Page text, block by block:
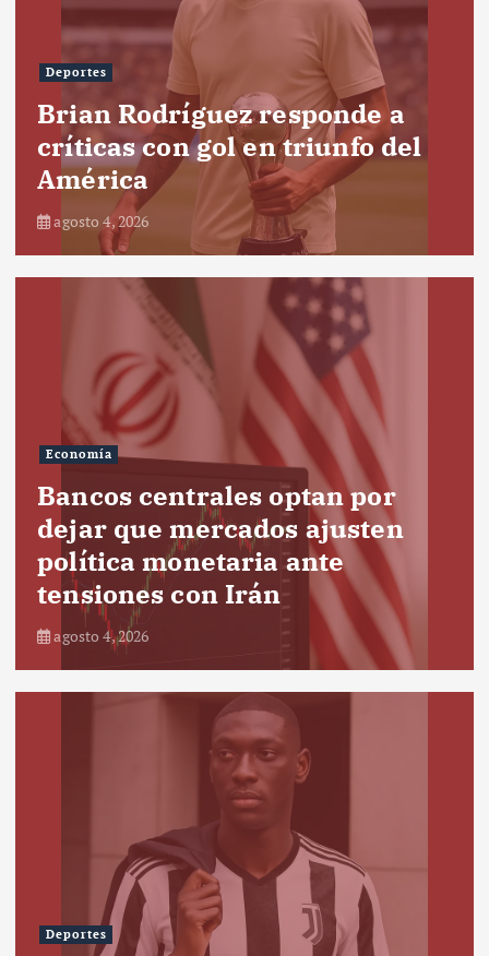
Deportes
Brian Rodríguez responde a
críticas con gol en triunfo del
América
agosto 4, 2026
Economía
Bancos centrales optan por
dejar que mercados ajusten
política monetaria ante
tensiones con Irán
agosto 4, 2026
Deportes